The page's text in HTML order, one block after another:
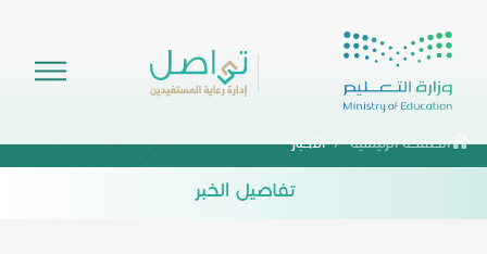
الصفحة الرئيسية الاخبار
تفاصيل الخبر